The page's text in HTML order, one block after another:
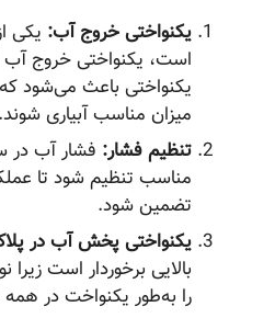
یکنواختی خروج آب: یکی
است، یکنواختی خروج آب
یکنواختی باعث می‌شود
میزان مناسب آبیاری شوند.
تنظیم فشار: فشار آب در
مناسب تنظیم شود تا
تضمین شود.
یکنواختی پخش آب در
بالایی برخوردار است زیرا
را به‌طور یکنواخت در